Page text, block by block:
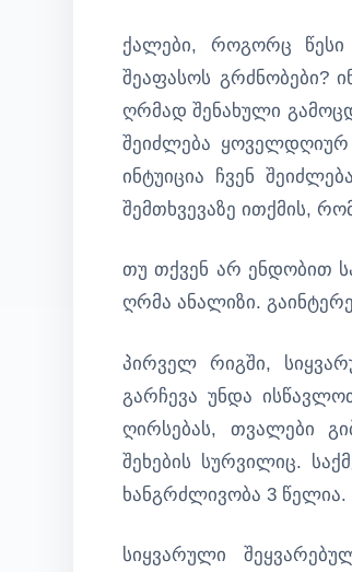
ქალები, როგორც წესი
შეაფასოს გრძნობები?
ღრმად შენახული
შეიძლება ყოველდღიურ
ინტუიცია ჩვენ
შემთხვევაზე ითქმის,
თუ თქვენ არ ენდობით
ღრმა ანალიზი.
პირველ რიგში,
გარჩევა უნდა
ღირსებას, თვალები
შეხების სურვილიც.
ხანგრძლივობა 3 წელია.
სიყვარული